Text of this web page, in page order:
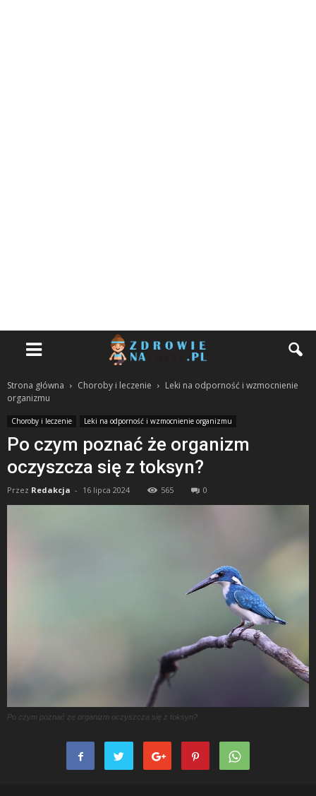
Strona główna Choroby i leczenie
Leki na odporność i wzmocnienie
organizmu
Choroby i leczenie Leki na odporność i wzmocnienie organizmu
Po czym poznać że organizm
oczyszcza się z toksyn?
Przez Redakcja - 16 lipca 2024 565 0
Po czym poznać że organizm oczyszcza się z toksyn?